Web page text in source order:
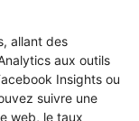
allant des
aux outils
Insights ou
suivre une
web, le taux